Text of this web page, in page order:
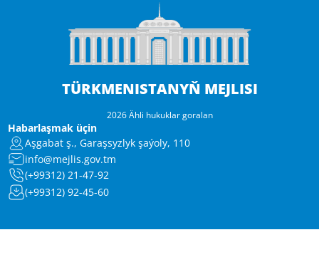
TÜRKMENISTANYŇ MEJLISI
2026 Ähli hukuklar goralan
Habarlaşmak üçin
Aşgabat ş., Garaşsyzlyk şaýoly, 110
info@mejlis.gov.tm
(+99312) 21-47-92
(+99312) 92-45-60